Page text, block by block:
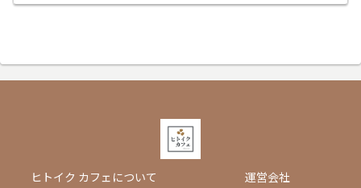
ヒトイク カフェについて 運営会社